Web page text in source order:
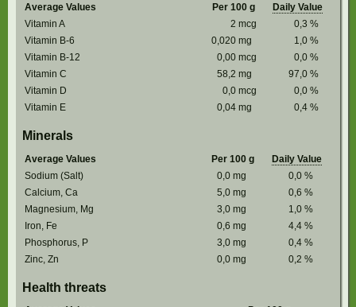
Average Values Per 100 g
Daily Value
Vitamin A
2 mcg 0,3 %
Vitamin B-6
0,020 mg 1,0 %
Vitamin B-12
0,00 mcg 0,0 %
Vitamin C
58,2 mg 97,0 %
Vitamin D
0,0 mcg 0,0 %
Vitamin E
0,04 mg 0,4 %
Minerals
Average Values Per 100 g
Daily Value
Sodium (Salt)
0,0 mg 0,0 %
Calcium, Ca
5,0 mg 0,6 %
Magnesium, Mg
3,0 mg 1,0 %
Iron, Fe
0,6 mg 4,4 %
Phosphorus, P
3,0 mg 0,4 %
Zinc, Zn
0,0 mg 0,2 %
Health threats